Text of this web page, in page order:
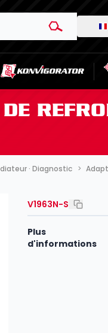
· Diagnostic
V1963N-S
Plus
d'informations